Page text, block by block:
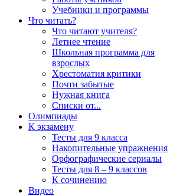
Учебники и программы
Что читать?
Что читают учителя?
Летнее чтение
Школьная программа для
взрослых
Хрестоматия критики
Почти забытые
Нужная книга
Списки от...
Олимпиады
К экзамену
Тесты для 9 класса
Накопительные упражнения
Орфографические сериалы
Тесты для 8 – 9 классов
К сочинению
Видео